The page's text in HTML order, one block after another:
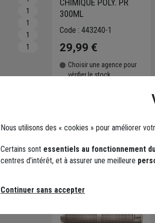
1
1
1
1
CHIMIQUE POLY. PR
300ML
Code : 443240-1
29,99 €
Choisir une agence pour
vérifier le stock
Nous utilisons des « cookies » pour améliorer
Certains sont essentiels au fonctionnement
centres d’intérêt, et à assurer une meilleure
Continuer sans accepter